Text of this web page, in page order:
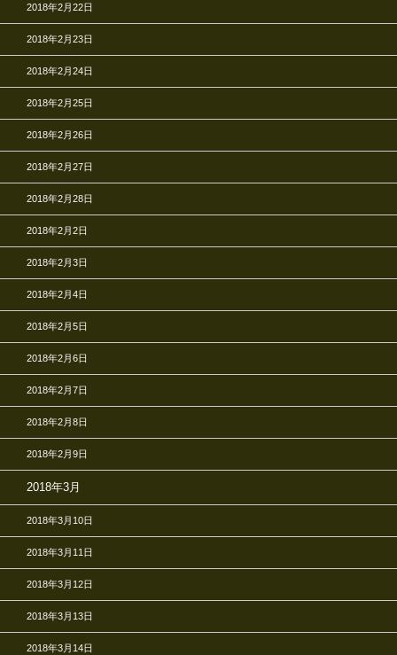
2018年2月22日
2018年2月23日
2018年2月24日
2018年2月25日
2018年2月26日
2018年2月27日
2018年2月28日
2018年2月2日
2018年2月3日
2018年2月4日
2018年2月5日
2018年2月6日
2018年2月7日
2018年2月8日
2018年2月9日
2018年3月
2018年3月10日
2018年3月11日
2018年3月12日
2018年3月13日
2018年3月14日